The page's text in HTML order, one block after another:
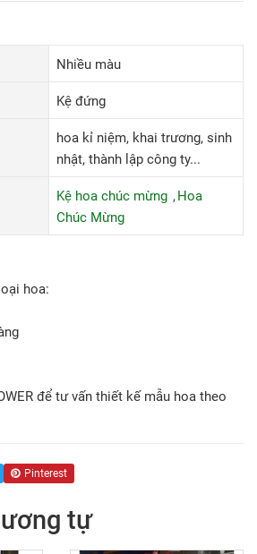
Nhiều màu
Kệ đứng
hoa kỉ niệm, khai trương, sinh
nhật, thành lập công ty...
Kệ hoa chúc mừng
Hoa
Chúc Mừng
hoa:
để tư vấn thiết kế mẫu hoa theo
Pinterest
tự